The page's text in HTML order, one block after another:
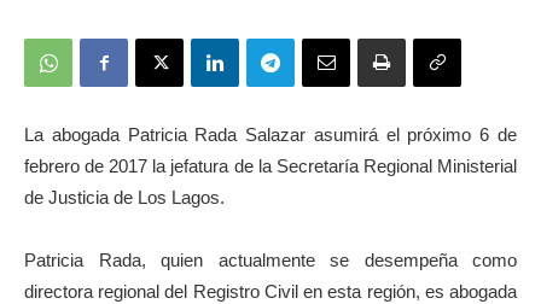
La abogada Patricia Rada Salazar asumirá el próximo 6 de
febrero de 2017 la jefatura de la Secretaría Regional Ministerial
de Justicia de Los Lagos.
Patricia Rada, quien actualmente se desempeña como
directora regional del Registro Civil en esta región, es abogada